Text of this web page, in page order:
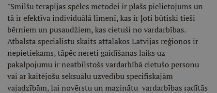
"Smilšu terapijas spēles metodei ir plašs pielietojums un
tā ir efektīva individuālā līmenī, kas ir ļoti būtiski tieši
bērniem un pusaudžiem, kas cietuši no vardarbības.
Atbalsta speciālistu skaits attālākos Latvijas reģionos ir
nepietiekams, tāpēc nereti gaidīšanas laiks uz
pakalpojumu ir neatbilstošs vardarbībā cietušo personu
vai ar kaitējošu seksuālu uzvedību specifiskajām
vajadzībām, lai novērstu un mazinātu vardarbības radītās